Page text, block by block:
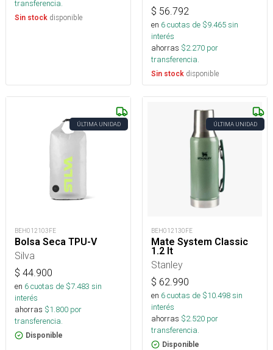
transferencia.
Sin stock disponible $ 56.792
en 6cuotas de $9.465sin
interés
ahorras $2.270 por
transferencia.
Sin stock disponible
ÚLTIMA UNIDAD
BEH012103FE
Bolsa Seca TPU-V
Silva
$ 44.900
en 6cuotas de $7.483 sin
interés
ahorras $1.800 por
transferencia.
Disponible
ÚLTIMA UNIDAD
BEH012130FE
Mate System Classic
1.2 lt
Stanley
$ 62.990
en 6cuotas de $10.498sin
interés
ahorras $2.520 por
transferencia.
Disponible